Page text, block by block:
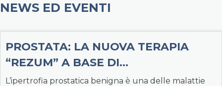
NEWS ED EVENTI
PROSTATA: LA NUOVA TERAPIA
“REZUM” A BASE DI…
L’ipertrofia prostatica benigna è una delle malattie